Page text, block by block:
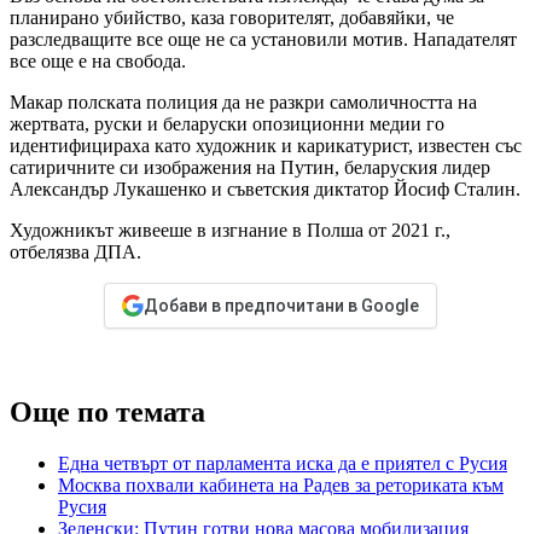
планирано убийство, каза говорителят, добавяйки, че
разследващите все още не са установили мотив. Нападателят
все още е на свобода.
Макар полската полиция да не разкри самоличността на
жертвата, руски и беларуски опозиционни медии го
идентифицираха като художник и карикатурист, известен със
сатиричните си изображения на Путин, беларуския лидер
Александър Лукашенко и съветския диктатор Йосиф Сталин.
Художникът живееше в изгнание в Полша от 2021 г.,
отбелязва ДПА.
Добави в предпочитани в Google
Още по темата
Една четвърт от парламента иска да е приятел с Русия
Москва похвали кабинета на Радев за реториката към
Русия
Зеленски: Путин готви нова масова мобилизация